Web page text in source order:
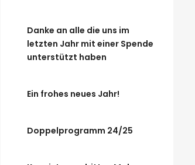
Danke an alle die uns im
letzten Jahr mit einer Spende
unterstützt haben
Ein frohes neues Jahr!
Doppelprogramm 24/25